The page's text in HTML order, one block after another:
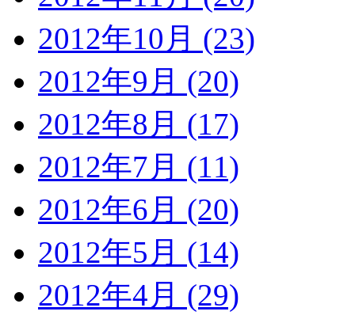
2012年10月 (23)
2012年9月 (20)
2012年8月 (17)
2012年7月 (11)
2012年6月 (20)
2012年5月 (14)
2012年4月 (29)